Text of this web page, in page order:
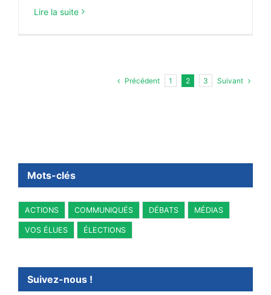
Lire la suite
Précédent 1 2 3 Suivant
Mots-clés
ACTIONS COMMUNIQUÉS DÉBATS MÉDIAS
VOS ÉLUES ÉLECTIONS
Suivez-nous !